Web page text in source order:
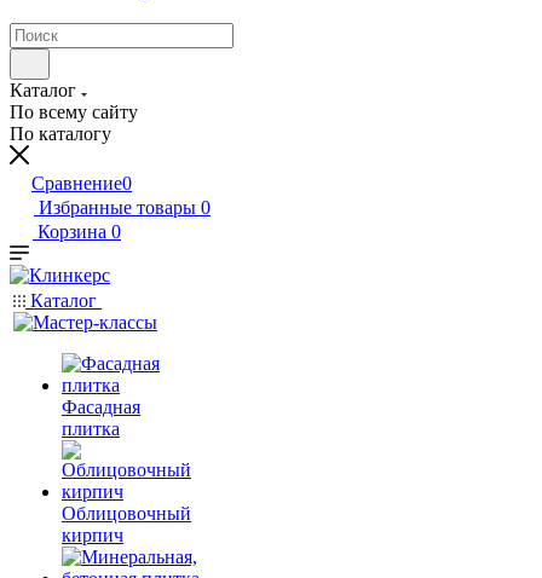
Каталог
По всему сайту
По каталогу
Сравнение0
Избранные товары 0
Корзина 0
Каталог
Фасадная
плитка
Облицовочный
кирпич